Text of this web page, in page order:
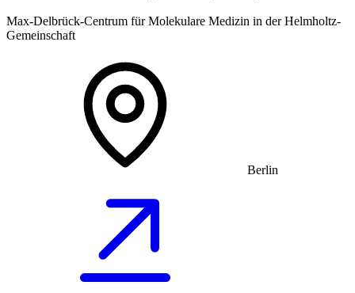
Max-Delbrück-Centrum für Molekulare Medizin in der Helmholtz-
Gemeinschaft
Berlin